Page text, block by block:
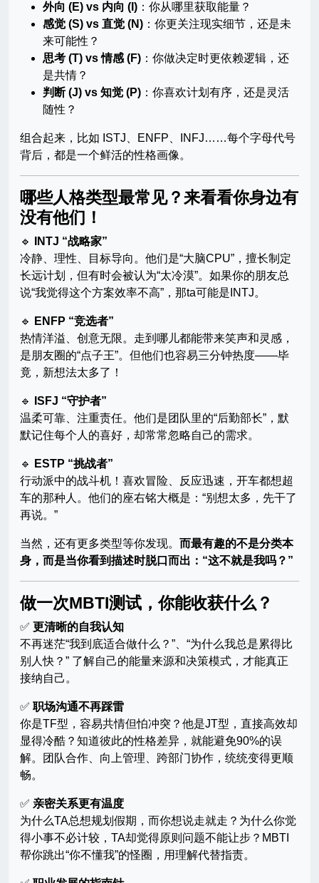
外向 (E) vs 内向 (I) ：你从哪里获取能量？
感觉 (S) vs 直觉 (N) ：你更关注现实细节，还是未
来可能性？
思考 (T) vs 情感 (F) ：你做决定时更依赖逻辑，还
是共情？
判断 (J) vs 知觉 (P) ：你喜欢计划有序，还是灵活
随性？
组合起来，比如 ISTJ、ENFP、INFJ……每个字母代号
背后，都是一个鲜活的性格画像。
哪些人格类型最常见？来看看你身边有
没有他们！
🔹
INTJ “战略家”
冷静、理性、目标导向。他们是“大脑CPU”，擅长制定
长远计划，但有时会被认为“太冷漠”。如果你的朋友总
说“我觉得这个方案效率不高”，那ta可能是INTJ。
🔹
ENFP “竞选者”
热情洋溢、创意无限。走到哪儿都能带来笑声和灵感，
是朋友圈的“点子王”。但他们也容易三分钟热度——毕
竟，新想法太多了！
🔹
ISFJ “守护者”
温柔可靠、注重责任。他们是团队里的“后勤部长”，默
默记住每个人的喜好，却常常忽略自己的需求。
🔹
ESTP “挑战者”
行动派中的战斗机！喜欢冒险、反应迅速，开车都想超
车的那种人。他们的座右铭大概是：“别想太多，先干了
再说。”
当然，还有更多类型等你发现。 而最有趣的不是分类本
身，而是当你看到描述时脱口而出：“这不就是我吗？”
做一次MBTI测试，你能收获什么？
✅ 更清晰的自我认知
不再迷茫“我到底适合做什么？”、“为什么我总是累得比
别人快？” 了解自己的能量来源和决策模式，才能真正
接纳自己。
✅ 职场沟通不再踩雷
你是TF型，容易共情但怕冲突？他是JT型，直接高效却
显得冷酷？知道彼此的性格差异，就能避免90%的误
解。团队合作、向上管理、跨部门协作，统统变得更顺
畅。
✅ 亲密关系更有温度
为什么TA总想规划假期，而你想说走就走？为什么你觉
得小事不必计较，TA却觉得原则问题不能让步？MBTI
帮你跳出“你不懂我”的怪圈，用理解代替指责。